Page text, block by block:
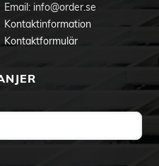
Email: info@order.se
Kontaktinformation
Kontaktformulär